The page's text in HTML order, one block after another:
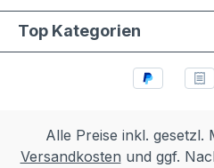
Top Kategorien
Alle Preise inkl. gesetzl.
Versandkosten und ggf.